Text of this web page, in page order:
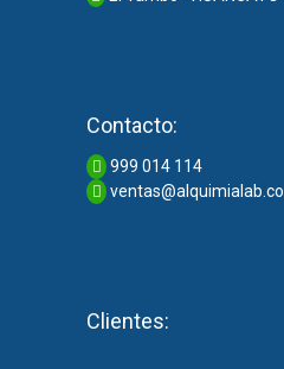
Contacto:
999 014 114
Clientes: